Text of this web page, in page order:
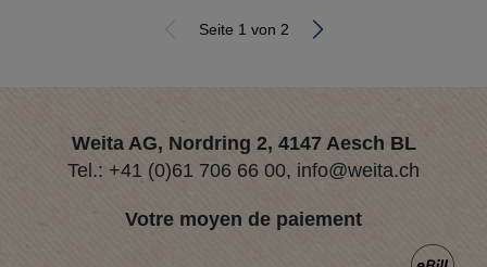
Seite 1 von 2
Weita AG, Nordring 2, 4147 Aesch BL
Tel.: +41 (0)61 706 66 00, info@weita.ch
Votre moyen de paiement